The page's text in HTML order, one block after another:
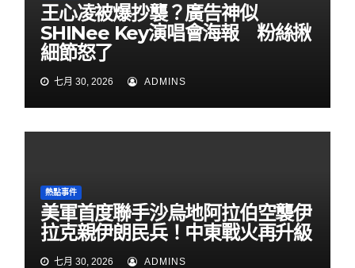
王心凌被爆抄襲？廣告神似
SHINee Key演唱會海報 粉絲揪
細節怒了
七月 30, 2026 ADMINS
熱點事件
美軍首度聯手沙烏地阿拉伯空襲伊
拉克親伊朗民兵！中東戰火再升級
七月 30, 2026 ADMINS